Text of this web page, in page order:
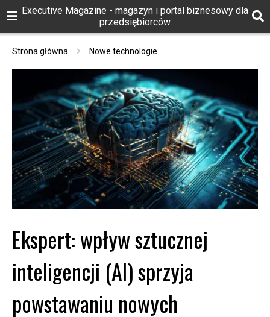
Executive Magazine - magazyn i portal biznesowy dla
przedsiębiorców
Strona główna Nowe technologie
Ekspert: wpływ sztucznej
inteligencji (AI) sprzyja
powstawaniu nowych